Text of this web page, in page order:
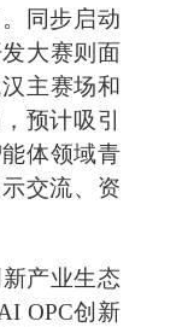
同步启动
大赛则面
主赛场和
预计吸引
体领域青
交流、资
产业生态
OPC创新